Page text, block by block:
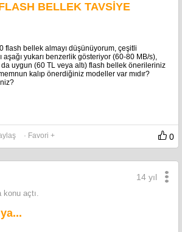
BELLEK TAVSİYE
flash bellek almayı düşünüyorum, çeşitli
aşağı yukarı benzerlik gösteriyor (60-80 MB/s),
da uygun (60 TL veya altı) flash bellek önerileriniz
kalıp önerdiğiniz modeller var mıdır?
· Favori + 0
konu açtı.
14 yıl